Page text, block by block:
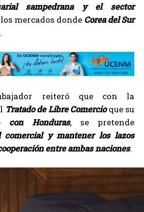
sampedrana y el sector
mercados donde Corea del Sur
reiteró que con la
Tratado de Libre Comercioque su
con Honduras, se pretende
comercial y mantener los lazos
entre ambas naciones.